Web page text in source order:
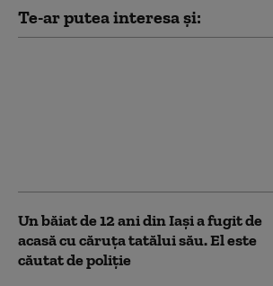
Te-ar putea interesa și:
Un băiat de 12 ani din Iași a fugit de
acasă cu căruţa tatălui său. El este
căutat de poliție